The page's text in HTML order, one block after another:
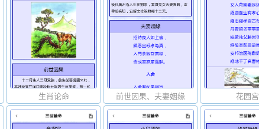
生肖论命 前世因果、夫妻姻缘 花园宫